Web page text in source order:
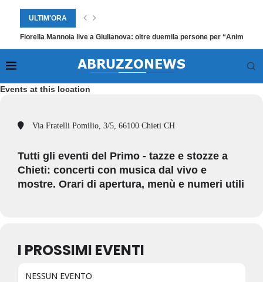
ULTIM'ORA
Fiorella Mannoia live a Giulianova: oltre duemila persone per “Anime
Events at this location
Via Fratelli Pomilio, 3/5, 66100 Chieti CH
Tutti gli eventi del Primo - tazze e stozze a
Chieti: concerti con musica dal vivo e
mostre. Orari di apertura, menù e numeri utili
I PROSSIMI EVENTI
NESSUN EVENTO